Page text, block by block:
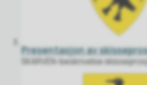
Presentasjon av
SKARVEN-beskrivelse